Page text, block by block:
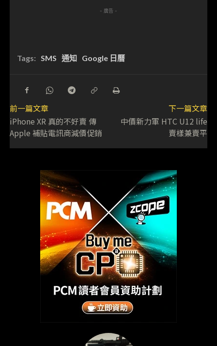
- 廣告 -
Tags: SMS 通知 Google 日曆
前一篇文章
iPhone XR 真的不好賣 傳
Apple 補貼電訊商減價促銷
下一篇文章
中價新力軍 HTC U12 life
賣樣兼賣平